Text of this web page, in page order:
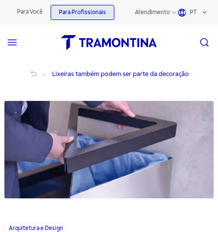
Para Você Para Profissionais Atendimento PT
Lixeiras também podem ser parte da decoração
Arquitetura e Design